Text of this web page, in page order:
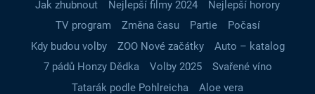
Jak zhubnout Nejlepší filmy 2024
Nejlepší horory
TV program
Změna času Partie
Počasí
Kdy budou volby
ZOO Nové začátky
Auto – katalog
7 pádů Honzy Dědka
Volby 2025
Svařené víno
Tatarák podle Pohlreicha
Aloe vera